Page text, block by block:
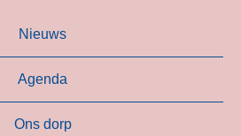
Nieuws
Agenda
Ons dorp